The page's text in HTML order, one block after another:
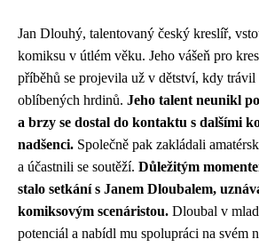
Jan Dlouhý, talentovaný český kreslíř,
komiksu v útlém věku. Jeho vášeň pro
příběhů se projevila už v dětství, kdy
oblíbených hrdinů. Jeho talent neunikl
a brzy se dostal do kontaktu s dalšími
nadšenci. Společně pak zakládali
a účastnili se soutěží. Důležitým
stalo setkání s Janem Dloubalem,
komiksovým scenáristou. Dloubal v
potenciál a nabídl mu spolupráci na svém